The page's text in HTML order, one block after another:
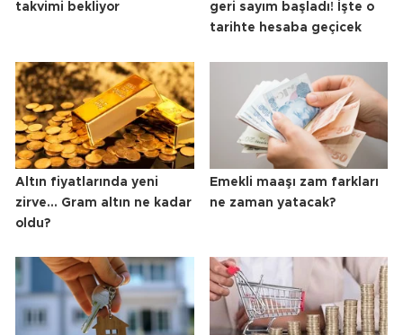
takvimi bekliyor
geri sayım başladı! İşte o
tarihte hesaba geçicek
Altın fiyatlarında yeni
zirve... Gram altın ne kadar
oldu?
Emekli maaşı zam farkları
ne zaman yatacak?